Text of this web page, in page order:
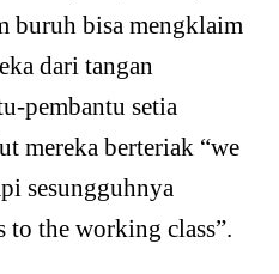
buruh bisa mengklaim
dari tangan
pembantu setia
mereka berteriak “we
sesungguhnya
to the working class”.